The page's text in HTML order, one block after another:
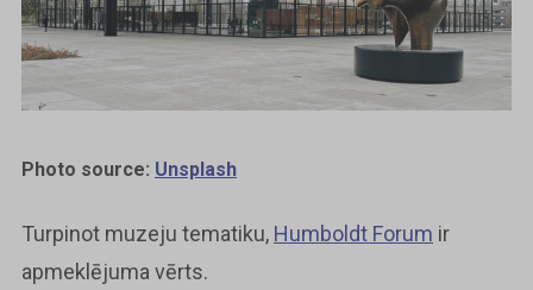
Photo source: Unsplash
Turpinot muzeju tematiku, Humboldt Forum ir
apmeklējuma vērts.